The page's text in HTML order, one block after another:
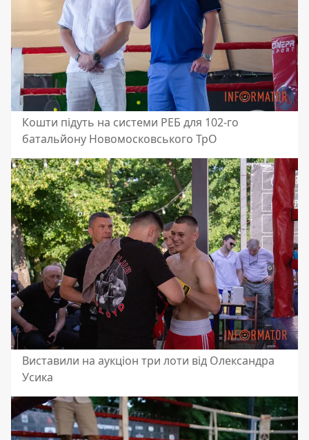
Кошти підуть на системи РЕБ для 102-го
батальйону Новомосковського ТрО
Виставили на аукціон три лоти від Олександра
Усика